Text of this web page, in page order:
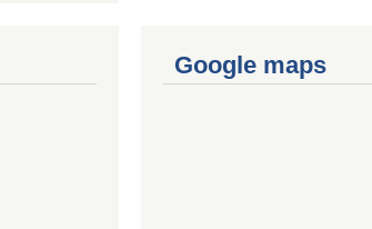
Google maps